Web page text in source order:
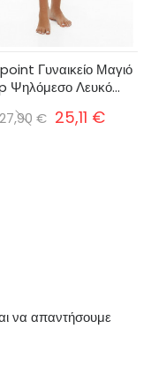
Γυναικείο Μαγιό
Ψηλόμεσο Λευκό...
27,90 € 25,11 €
να απαντήσουμε